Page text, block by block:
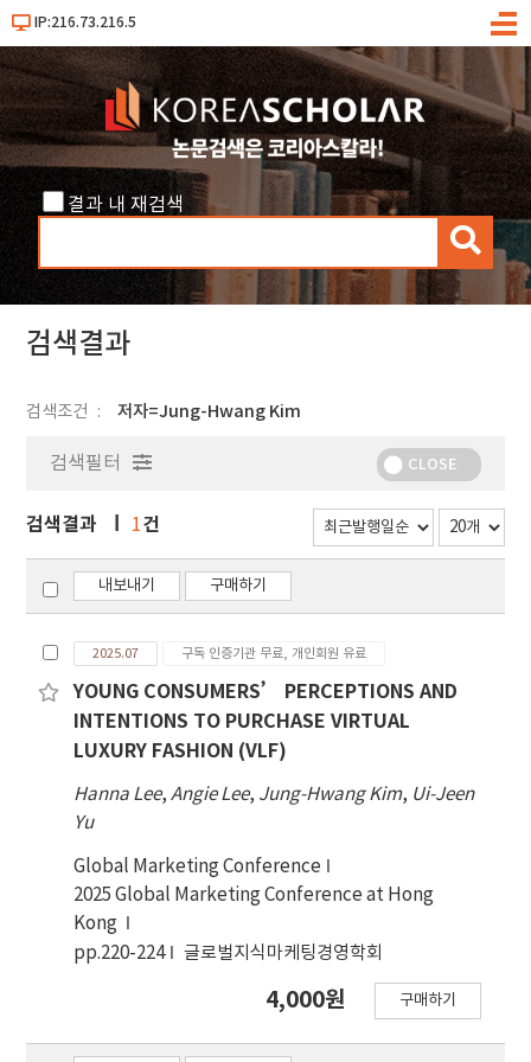
IP:216.73.216.5
메
결과 내 재검색
검
색
검색결과
검색조건 저자=Jung-Hwang Kim
검색필터 CLOSE
검색결과 1건
내보내기 구매하기
2025.07 구독 인증기관 무료, 개인회원 유료
YOUNG CONSUMERS’ PERCEPTIONS AND
INTENTIONS TO PURCHASE VIRTUAL
LUXURY FASHION (VLF)
Hanna Lee,Angie Lee, Jung-Hwang Kim, Ui-Jeen
Yu
Global Marketing Conference
2025 Global Marketing Conference at Hong
Kong
pp.220-224
글로벌지식마케팅경영학회
4,000원 구매하기